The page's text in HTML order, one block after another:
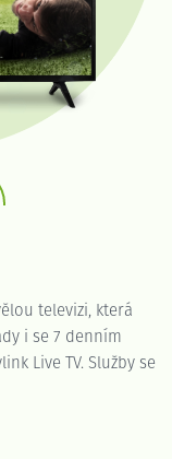
televizi, která
i se 7 denním
Live TV. Služby se